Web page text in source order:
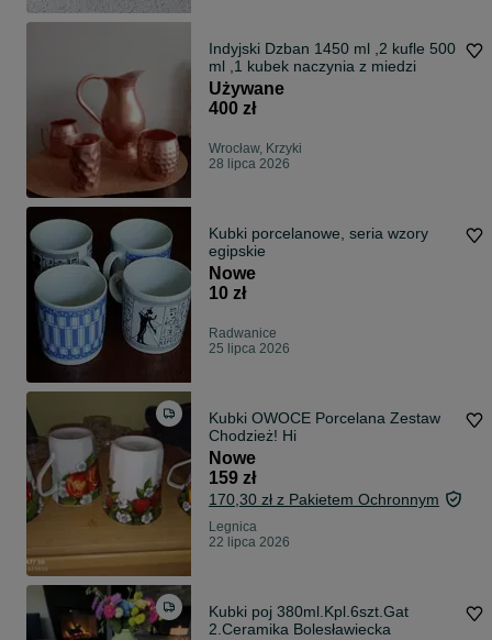
Indyjski Dzban 1450 ml ,2 kufle 500
ml ,1 kubek naczynia z miedzi
Używane
400 zł
Wrocław, Krzyki
28 lipca 2026
Kubki porcelanowe, seria wzory
egipskie
Nowe
10 zł
Radwanice
25 lipca 2026
Kubki OWOCE Porcelana Zestaw
Chodzież! Hi
Nowe
159 zł
170,30 zł z Pakietem Ochronnym
Legnica
22 lipca 2026
Kubki poj 380ml.Kpl.6szt.Gat
2.Ceramika Bolesławiecka